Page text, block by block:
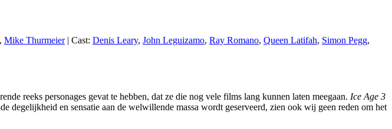
, Mike Thurmeier| Cast: Denis Leary, John Leguizamo, Ray Romano, Queen Latifah, Simon Pegg,
reeks personages gevat te hebben, dat ze die nog vele films lang kunnen laten meegaan. Ice Age 3
degelijkheid en sensatie aan de welwillende massa wordt geserveerd, zien ook wij geen reden om het